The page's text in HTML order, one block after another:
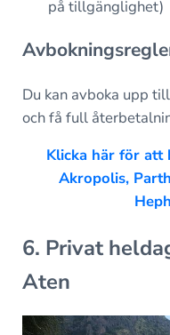
på tillgänglighet)
Du kan avboka upp
och få full
Klicka här för att
Akropolis,
6. Privat
Aten